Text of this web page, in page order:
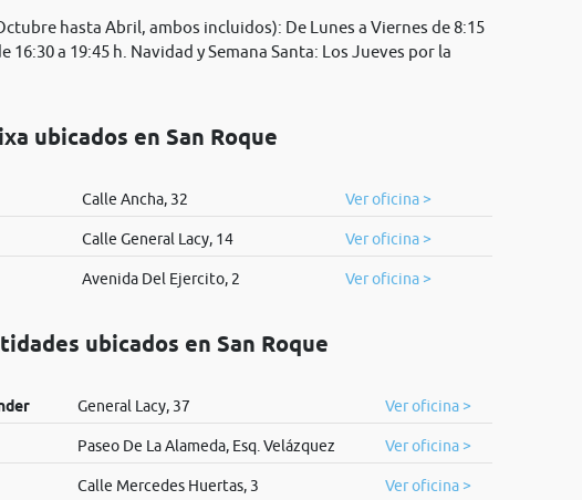
hasta Abril, ambos incluidos): De Lunes a Viernes de 8:15
16:30 a 19:45 h. Navidad y Semana Santa: Los Jueves por la
ubicados en San Roque
Calle Ancha, 32 Ver oficina >
Calle General Lacy, 14 Ver oficina >
Avenida Del Ejercito, 2 Ver oficina >
ubicados en San Roque
General Lacy, 37 Ver oficina >
Paseo De La Alameda, Esq. Velázquez Ver oficina >
Calle Mercedes Huertas, 3 Ver oficina >